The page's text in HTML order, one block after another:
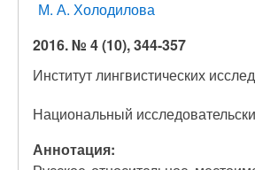
М. А. Холодилова
2016. № 4 (10), 344-357
Институт лингвистических
Национальный
Аннотация: